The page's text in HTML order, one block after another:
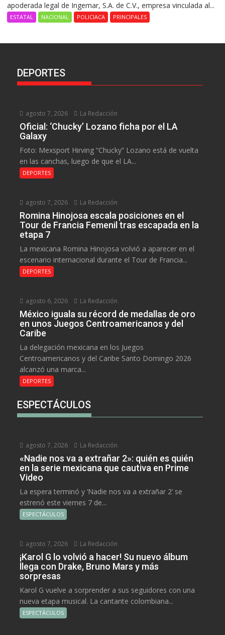
apoderada legal de Ingemar, S.A. de C.V., empresa vinculada al...
ESTATAL NACIONAL POLICIACA PRINCIPALES
DEPORTES
agosto 7, 2026 La Redacción
Oficial: ‘Chucky’ Lozano ficha por el LA
Galaxy
Foto: Mexsport Hirving “Chucky” Lozano está de vuelta
en las canchas, luego de que el LA...
DEPORTES
agosto 7, 2026 La Redacción
Romina Hinojosa escala posiciones en el
Tour de Francia Femenil tras escapada en la
etapa 7
La mexicana Romina Hinojosa volvió a aparecer en el
escenario internacional durante el Tour de Francia...
DEPORTES
agosto 6, 2026 La Redacción
México iguala su récord de medallas de oro
en unos Juegos Centroamericanos y del
Caribe
La delegación mexicana en los Juegos
Centroamericanos y del Caribe Santo Domingo 2026
alcanzó una marca...
DEPORTES
ESPECTÁCULOS
agosto 7, 2026 La Redacción
«Nadie nos va a extrañar 2»: quién es quién
en la serie mexicana que cautiva en Prime
Video
La espera terminó y ‘Nadie nos va a extrañar 2’ se
estrenó este viernes 7 de...
ESPECTÁCULOS
agosto 7, 2026 La Redacción
¡Karol G lo volvió a hacer! Su nuevo álbum
llega con Drake, Bruno Mars y más
sorpresas
Karol G vuelve a sorprender a sus seguidores con una
nueva etapa musical. La cantante colombiana...
ESPECTÁCULOS